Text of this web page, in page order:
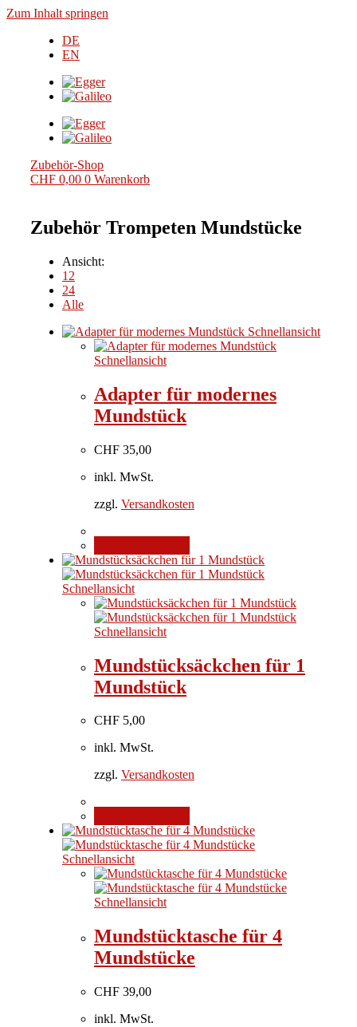
Zum Inhalt springen
DE
EN
Zubehör-Shop
CHF 0,00 0 Warenkorb
Zubehör Trompeten Mundstücke
Ansicht:
12
24
Alle
Schnellansicht
Schnellansicht
Adapter für modernes
Mundstück
CHF 35,00
inkl. MwSt.
zzgl. Versandkosten
Schnellansicht
Schnellansicht
Mundstücksäckchen für 1
Mundstück
CHF 5,00
inkl. MwSt.
zzgl. Versandkosten
Schnellansicht
Schnellansicht
Mundstücktasche für 4
Mundstücke
CHF 39,00
inkl. MwSt.